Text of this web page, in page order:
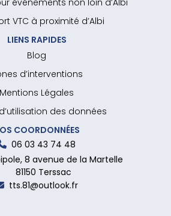
événements non loin d’Albi
VTC à proximité d’Albi
LIENS RAPIDES
Blog
d’interventions
Mentions Légales
des données
COORDONNÉES
06 03 43 74 48
8 avenue de la Martelle
81150 Terssac
tts.81@outlook.fr